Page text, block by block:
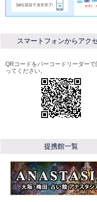
スマートフォンからアク
QRコードをバーコードリーダーで
ってください。
提携館一覧